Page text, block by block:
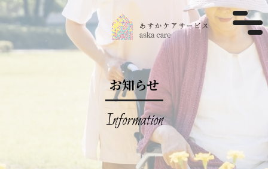
お知らせ
Information